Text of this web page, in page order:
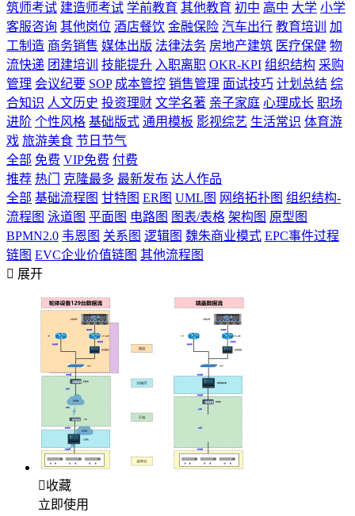
筑师考试 建造师考试 学前教育 其他教育 初中 高中 大学 小学
客服咨询 其他岗位 酒店餐饮 金融保险 汽车出行 教育培训
加
工制造 商务销售 媒体出版 法律法务 房地产建筑 医疗保健 物
流快递 团建培训 技能提升 入职离职 OKR-KPI 组织结构 采购
管理 会议纪要 SOP 成本管控 销售管理 面试技巧 计划总结 综
合知识 人文历史 投资理财 文学名著 亲子家庭 心理成长 职场
进阶 个性风格 基础版式 通用模板 影视综艺 生活常识 体育游
戏 旅游美食 节日节气
全部 免费 VIP免费 付费
推荐 热门 克隆最多 最新发布 达人作品
全部 基础流程图 甘特图 ER图 UML图 网络拓扑图 组织结构-
流程图 泳道图 平面图 电路图 图表/表格 架构图 原型图
BPMN2.0 韦恩图 关系图 逻辑图 魏朱商业模式 EPC事件过程
链图 EVC企业价值链图 其他流程图
 展开
收藏
立即使用